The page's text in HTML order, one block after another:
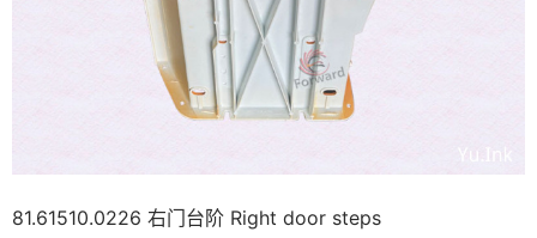
81.61510.0226 右门台阶 Right door steps